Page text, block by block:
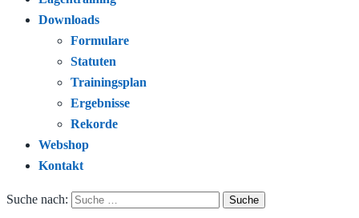
Downloads
Formulare
Statuten
Trainingsplan
Ergebnisse
Rekorde
Webshop
Kontakt
Suche nach: